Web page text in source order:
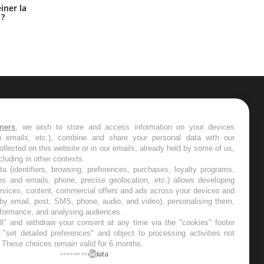
la
les semaines les meilleures
, we wish to store and access information on your devices
emails, etc.), combine and share your personal data with our
on this website or in our emails, already held by some of us,
in other contexts.
(identifiers, browsing, preferences, purchases, loyalty programs,
and emails, phone, precise geolocation, etc.) allows developing
content, commercial offers and ads across your devices and
email, post, SMS, phone, audio, and video), personalising them,
and analysing audiences.
and withdraw your consent at any time via the "cookies" footer
detailed preferences" and object to processing activities not
choices remain valid for 6 months.
powered by